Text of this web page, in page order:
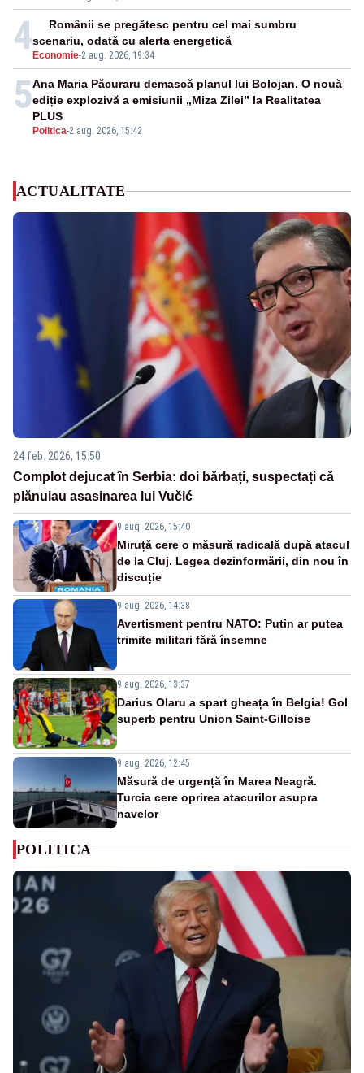
4 Economie-2 aug. 2026, 19:34
Românii se pregătesc pentru cel mai sumbru
scenariu, odată cu alerta energetică
5
Politica-2 aug. 2026, 15:42
Ana Maria Păcuraru demască planul lui Bolojan. O nouă
ediție explozivă a emisiunii „Miza Zilei” la Realitatea
PLUS
ACTUALITATE
24 feb. 2026, 15:50
Complot dejucat în Serbia: doi bărbați, suspectați că
plănuiau asasinarea lui Vučić
9 aug. 2026, 15:40
Miruță cere o măsură radicală după atacul
de la Cluj. Legea dezinformării, din nou în
discuție
9 aug. 2026, 14:38
Avertisment pentru NATO: Putin ar putea
trimite militari fără însemne
9 aug. 2026, 13:37
Darius Olaru a spart gheața în Belgia! Gol
superb pentru Union Saint-Gilloise
9 aug. 2026, 12:45
Măsură de urgență în Marea Neagră.
Turcia cere oprirea atacurilor asupra
navelor
POLITICA